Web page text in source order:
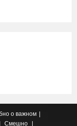
о важном
Смешно